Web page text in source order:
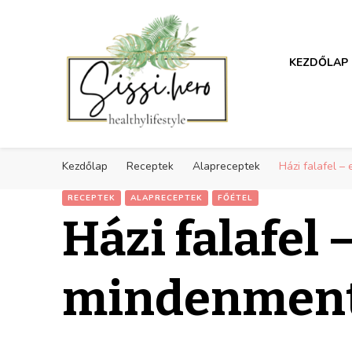
Egészséges életmód
Egészséges életmód
KEZDŐLAP
Kezdőlap Receptek Alapreceptek Házi falafel –
RECEPTEK ALAPRECEPTEK FŐÉTEL
Házi falafel